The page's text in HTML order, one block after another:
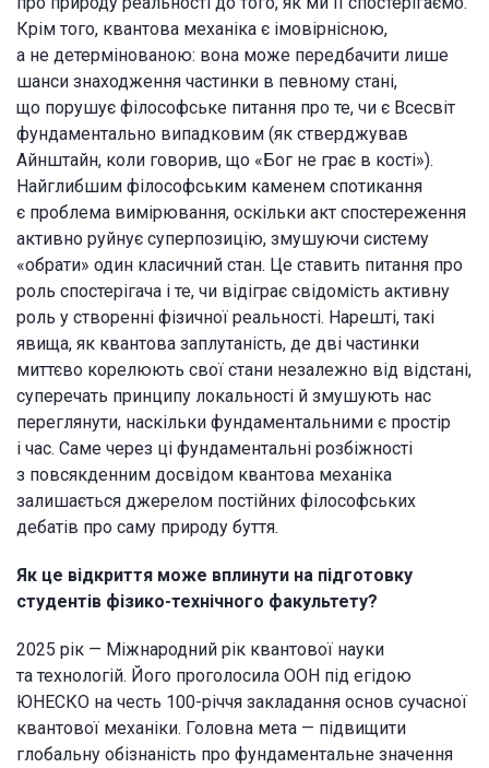
Крім того, квантова механіка є імовірнісною,
а не детермінованою: вона може передбачити лише
шанси знаходження частинки в певному стані,
що порушує філософське питання про те, чи є Всесвіт
фундаментально випадковим (як стверджував
Айнштайн, коли говорив, що «Бог не грає в кості»).
Найглибшим філософським каменем спотикання
є проблема вимірювання, оскільки акт спостереження
активно руйнує суперпозицію, змушуючи систему
«обрати» один класичний стан. Це ставить питання про
роль спостерігача і те, чи відіграє свідомість активну
роль у створенні фізичної реальності. Нарешті, такі
явища, як квантова заплутаність, де дві частинки
миттєво корелюють свої стани незалежно від відстані,
суперечать принципу локальності й змушують нас
переглянути, наскільки фундаментальними є простір
і час. Саме через ці фундаментальні розбіжності
з повсякденним досвідом квантова механіка
залишається джерелом постійних філософських
дебатів про саму природу буття.
Як це відкриття може вплинути на підготовку
студентів фізико-технічного факультету?
2025 рік — Міжнародний рік квантової науки
та технологій. Його проголосила ООН під егідою
ЮНЕСКО на честь 100-річчя закладання основ сучасної
квантової механіки. Головна мета — підвищити
глобальну обізнаність про фундаментальне значення